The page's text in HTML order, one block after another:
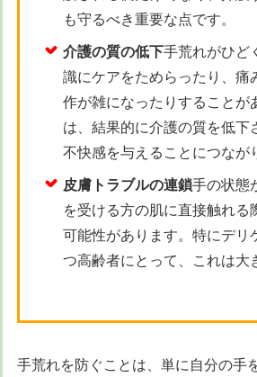
も守るべき重要な点です。
介護の質の低下手荒れがひど
識にケアをためらったり、痛
作が雑になったりすることが
は、結果的に介護の質を低下
不快感を与えることにつなが
皮膚トラブルの連鎖手の状態
を受ける方の肌に直接触れる
可能性があります。特にデリ
つ高齢者にとって、これは大
手荒れを防ぐことは、単に自分の手